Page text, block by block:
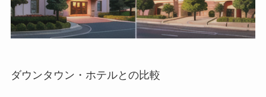
ダウンタウン・ホテルとの比較